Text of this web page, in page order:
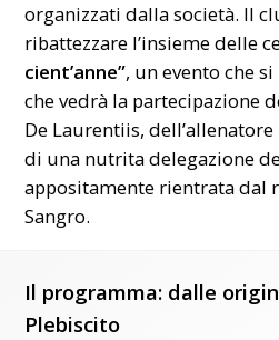
organizzati dalla società. Il
ribattezzare l’insieme delle
cient’anne”, un evento che
che vedrà la partecipazione
De Laurentiis,
di una nutrita delegazione
appositamente rientrata dal
Sangro.
Il programma: dalle
Plebiscito